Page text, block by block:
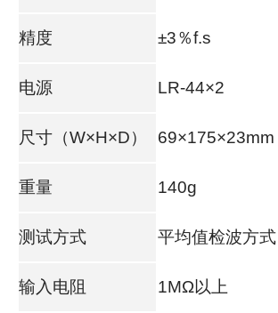
精度 ±3％f.s
电源 LR-44×2
尺寸（W×H×D） 69×175×23mm
重量 140g
测试方式 平均值检波方式
输入电阻 1MΩ以上